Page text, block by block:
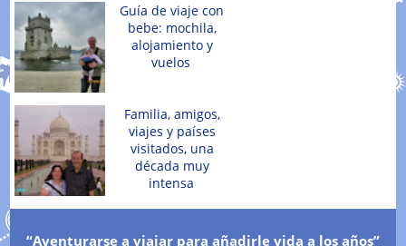
Guía de viaje con
bebe: mochila,
alojamiento y
vuelos
Familia, amigos,
viajes y países
visitados, una
década muy
intensa
“Aventurarse a viajar para añadirle vida a los años”